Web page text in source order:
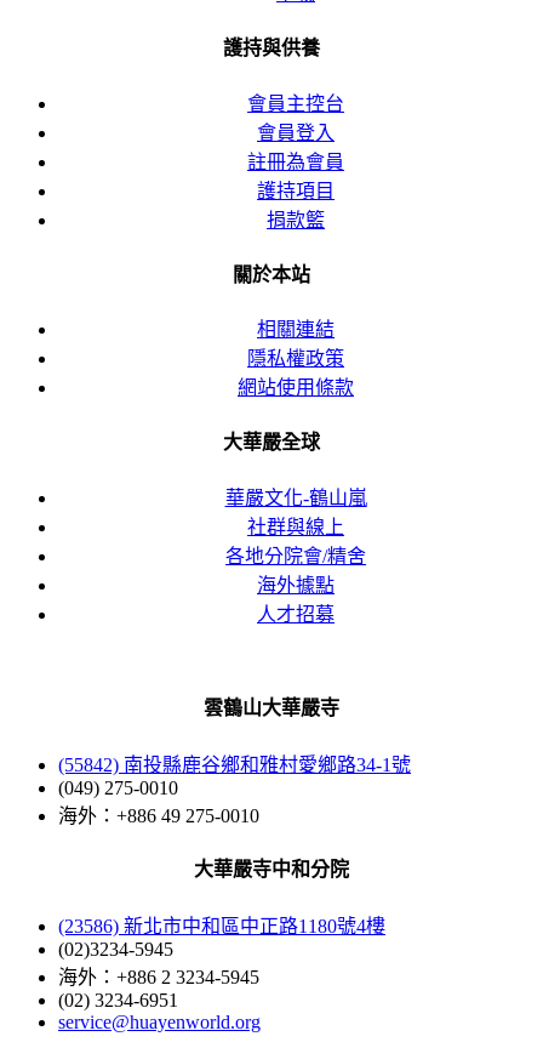
護持與供養
會員主控台
會員登入
註冊為會員
護持項目
捐款籃
關於本站
相關連結
隱私權政策
網站使用條款
大華嚴全球
華嚴文化-鶴山嵐
社群與線上
各地分院會/精舍
海外據點
人才招募
雲鶴山大華嚴寺
(55842) 南投縣鹿谷鄉和雅村愛鄉路34-1號
(049) 275-0010
海外：+886 49 275-0010
大華嚴寺中和分院
(23586) 新北市中和區中正路1180號4樓
(02)3234-5945
海外：+886 2 3234-5945
(02) 3234-6951
service@huayenworld.org